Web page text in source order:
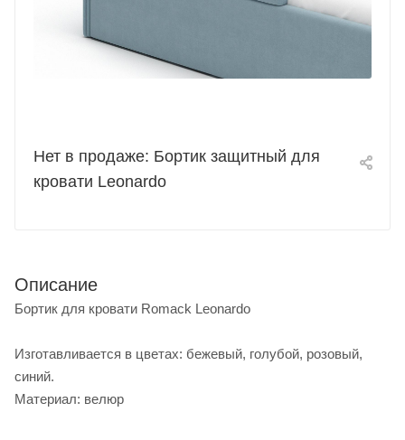
Нет в продаже: Бортик защитный для
кровати Leonardo
Описание
Бортик для кровати Romack Leonardo
Изготавливается в цветах: бежевый, голубой, розовый,
синий.
Материал: велюр